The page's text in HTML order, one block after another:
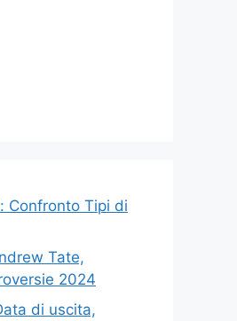
Confronto Tipi di
Tate,
2024
di uscita,